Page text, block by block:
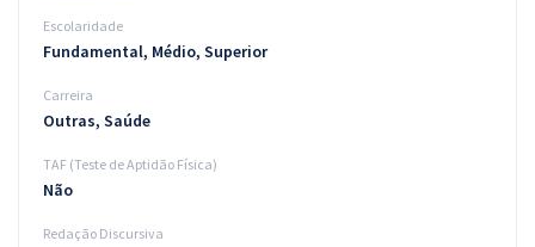
Escolaridade
Fundamental, Médio, Superior
Carreira
Outras, Saúde
TAF (Teste de Aptidão Física)
Não
Redação Discursiva